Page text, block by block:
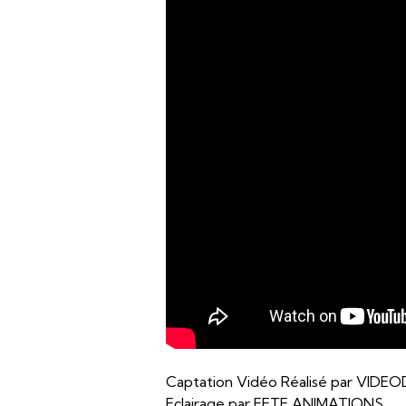
Captation Vidéo Réalisé par